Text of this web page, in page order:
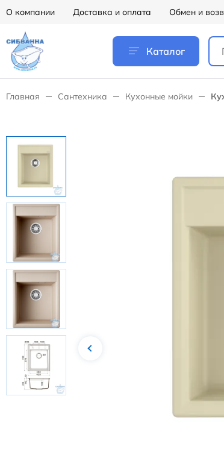
О компании Доставка и оплата Обмен и
Каталог
Главная Сантехника Кухонные мойки